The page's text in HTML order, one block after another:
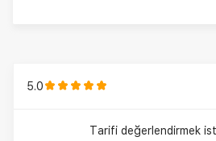
5.0
Tarifi değerlendirmek